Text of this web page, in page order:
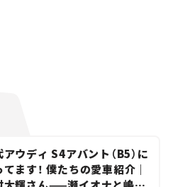
ウディ S4アバント（B5）に
ます！ 僕たちの愛車紹介｜